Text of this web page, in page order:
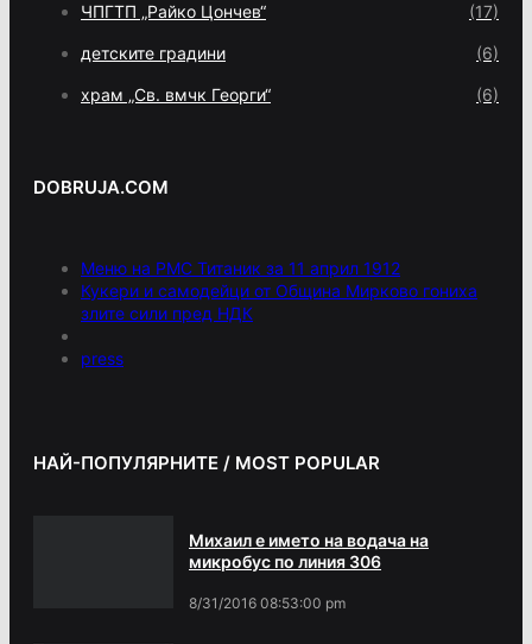
ЧПГТП „Райко Цончев“ (17)
детските градини (6)
храм „Св. вмчк Георги“ (6)
DOBRUJA.COM
Меню на РМС Титаник за 11 април 1912
Кукери и самодейци от Община Мирково гониха
злите сили пред НДК
press
НАЙ-ПОПУЛЯРНИТЕ / MOST POPULAR
Михаил е името на водача на
микробус по линия 306
8/31/2016 08:53:00 pm